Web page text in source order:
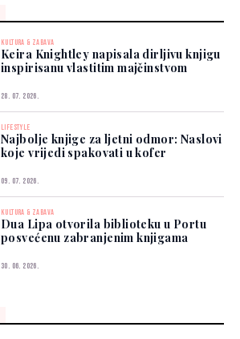
KULTURA & ZABAVA
Keira Knightley napisala dirljivu knjigu
inspirisanu vlastitim majčinstvom
28. 07. 2026.
LIFESTYLE
Najbolje knjige za ljetni odmor: Naslovi
koje vrijedi spakovati u kofer
09. 07. 2026.
KULTURA & ZABAVA
Dua Lipa otvorila biblioteku u Portu
posvećenu zabranjenim knjigama
30. 06. 2026.